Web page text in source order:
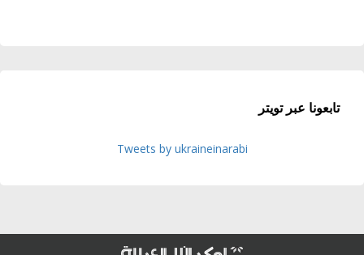
تابعونا عبر تويتر
Tweets by ukraineinarabi